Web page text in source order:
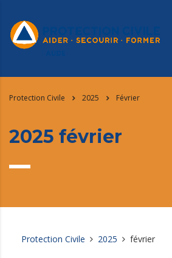
Protection Civile 2025 Février
2025 février
Protection Civile 2025 février